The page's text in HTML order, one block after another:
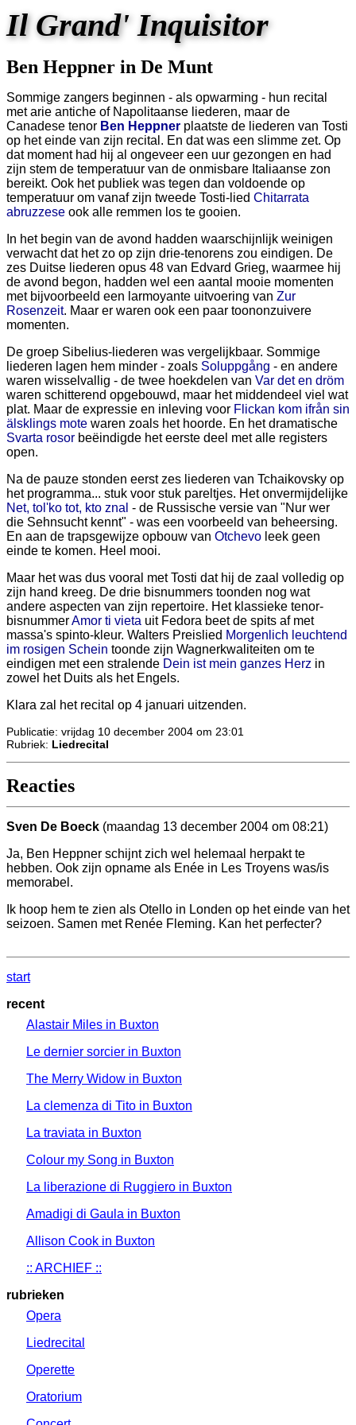
Il Grand' Inquisitor
Ben Heppner in De Munt
Sommige zangers beginnen - als opwarming - hun recital
met arie antiche of Napolitaanse liederen, maar de
Canadese tenor Ben Heppner plaatste de liederen van Tosti
op het einde van zijn recital. En dat was een slimme zet. Op
dat moment had hij al ongeveer een uur gezongen en had
zijn stem de temperatuur van de onmisbare Italiaanse zon
bereikt. Ook het publiek was tegen dan voldoende op
temperatuur om vanaf zijn tweede Tosti-lied Chitarrata
abruzzese ook alle remmen los te gooien.
In het begin van de avond hadden waarschijnlijk weinigen
verwacht dat het zo op zijn drie-tenorens zou eindigen. De
zes Duitse liederen opus 48 van Edvard Grieg, waarmee hij
de avond begon, hadden wel een aantal mooie momenten
met bijvoorbeeld een larmoyante uitvoering van Zur
Rosenzeit. Maar er waren ook een paar toononzuivere
momenten.
De groep Sibelius-liederen was vergelijkbaar. Sommige
liederen lagen hem minder - zoals Soluppgång - en andere
waren wisselvallig - de twee hoekdelen van Var det en dröm
waren schitterend opgebouwd, maar het middendeel viel wat
plat. Maar de expressie en inleving voor Flickan kom ifrån sin
älsklings mote waren zoals het hoorde. En het dramatische
Svarta rosor beëindigde het eerste deel met alle registers
open.
Na de pauze stonden eerst zes liederen van Tchaikovsky op
het programma... stuk voor stuk pareltjes. Het onvermijdelijke
Net, tol'ko tot, kto znal - de Russische versie van "Nur wer
die Sehnsucht kennt" - was een voorbeeld van beheersing.
En aan de trapsgewijze opbouw van Otchevo leek geen
einde te komen. Heel mooi.
Maar het was dus vooral met Tosti dat hij de zaal volledig op
zijn hand kreeg. De drie bisnummers toonden nog wat
andere aspecten van zijn repertoire. Het klassieke tenor-
bisnummerAmor ti vieta uit Fedora beet de spits af met
massa's spinto-kleur. Walters Preislied Morgenlich leuchtend
im rosigen Schein toonde zijn Wagnerkwaliteiten om te
eindigen met een stralende Dein ist mein ganzes Herz in
zowel het Duits als het Engels.
Klara zal het recital op 4 januari uitzenden.
Publicatie: vrijdag 10 december 2004 om 23:01
Rubriek: Liedrecital
Reacties
Sven De Boeck (maandag 13 december 2004 om 08:21)
Ja, Ben Heppner schijnt zich wel helemaal herpakt te
hebben. Ook zijn opname als Enée in Les Troyens was/is
memorabel.
Ik hoop hem te zien als Otello in Londen op het einde van het
seizoen. Samen met Renée Fleming. Kan het perfecter?
start
recent
Alastair Miles in Buxton
Le dernier sorcier in Buxton
The Merry Widow in Buxton
La clemenza di Tito in Buxton
La traviata in Buxton
Colour my Song in Buxton
La liberazione di Ruggiero in Buxton
Amadigi di Gaula in Buxton
Allison Cook in Buxton
:: ARCHIEF ::
rubrieken
Opera
Liedrecital
Operette
Oratorium